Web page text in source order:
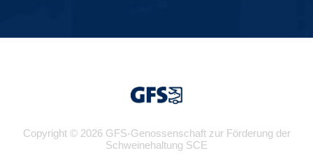
Copyright © 2026 GFS-Genossenschaft zur Förderung der
Schweinehaltung SCE